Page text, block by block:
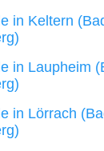
in Keltern
in Laupheim
in Lörrach